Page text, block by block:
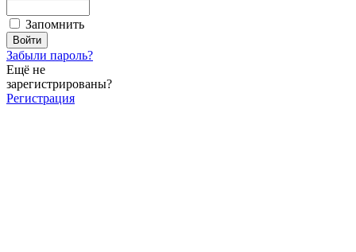
Запомнить
Забыли пароль?
Ещё не
зарегистрированы?
Регистрация